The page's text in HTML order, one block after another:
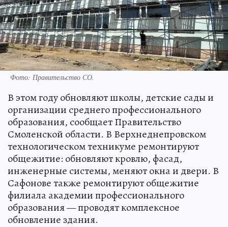
Фото: Правительство СО.
В этом году обновляют школы, детские сады и
организации среднего профессионального
образования, сообщает Правительство
Смоленской области. В Верхнеднепровском
технологическом техникуме ремонтируют
общежитие: обновляют кровлю, фасад,
инженерные системы, меняют окна и двери. В
Сафонове также ремонтируют общежитие
филиала академии профессионального
образования — проводят комплексное
обновление здания.